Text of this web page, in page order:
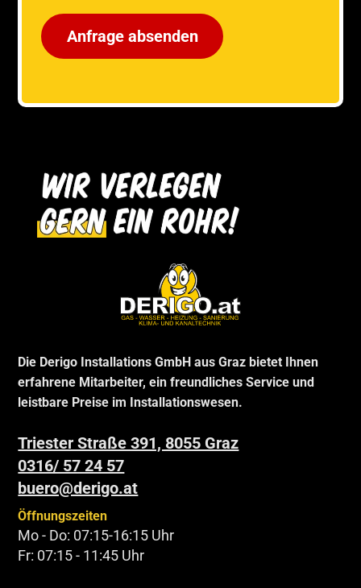
Die Derigo Installations GmbH aus Graz bietet Ihnen
erfahrene Mitarbeiter, ein freundliches Service und
leistbare Preise im Installationswesen.
Triester Straße 391, 8055 Graz
0316/ 57 24 57
buero@derigo.at
Öffnungszeiten
Mo - Do: 07:15-16:15 Uhr
Fr: 07:15 - 11:45 Uhr